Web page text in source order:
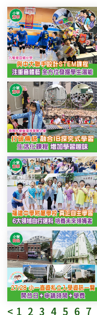
< 1 2 3 4 5 6 7